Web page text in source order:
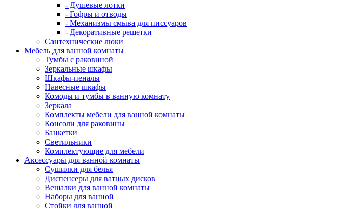
- Душевые лотки
- Гофры и отводы
- Механизмы смыва для писсуаров
- Декоративные решетки
Сантехнические люки
Мебель для ванной комнаты
Тумбы с раковиной
Зеркальные шкафы
Шкафы-пеналы
Навесные шкафы
Комоды и тумбы в ванную комнату
Зеркала
Комплекты мебели для ванной комнаты
Консоли для раковины
Банкетки
Светильники
Комплектующие для мебели
Аксессуары для ванной комнаты
Сушилки для белья
Диспенсеры для ватных дисков
Вешалки для ванной комнаты
Наборы для ванной
Стойки для ванной